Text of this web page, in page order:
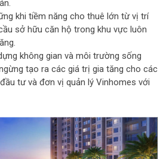
khi tiềm năng cho thuê lớn từ vị trí
sở hữu căn hộ trong khu vực luôn
không gian và môi trường sống
tạo ra các giá trị gia tăng cho các
tư và đơn vị quản lý Vinhomes với